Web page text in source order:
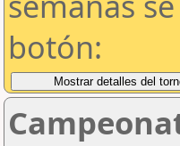
botón: